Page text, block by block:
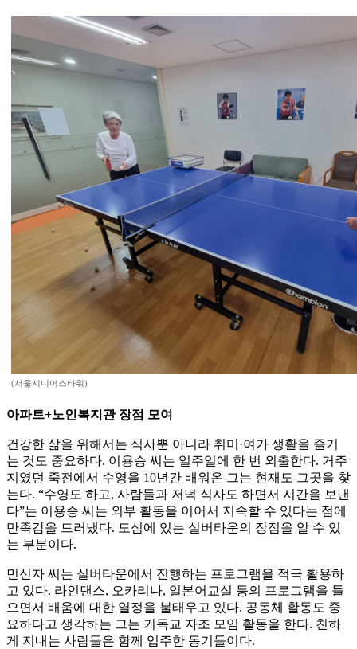
(서울시니어스타워)
아파트+노인복지관 장점 모여
건강한 삶을 위해서는 식사뿐 아니라 취미·여가 생활을 즐기
는 것도 중요하다. 이용승 씨는 일주일에 한 번 외출한다. 거주
지였던 죽전에서 수영을 10년간 배워온 그는 현재도 그곳을 찾
는다. “수영도 하고, 사람들과 저녁 식사도 하면서 시간을 보낸
다”는 이용승 씨는 외부 활동을 이어서 지속할 수 있다는 점에
만족감을 드러냈다. 도심에 있는 실버타운의 장점을 알 수 있
는 부분이다.
민신자 씨는 실버타운에서 진행하는 프로그램을 적극 활용하
고 있다. 라인댄스, 오카리나, 일본어교실 등의 프로그램을 들
으면서 배움에 대한 열정을 불태우고 있다. 공동체 활동도 중
요하다고 생각하는 그는 기독교 자조 모임 활동을 한다. 친하
게 지내는 사람들은 함께 입주한 동기들이다.